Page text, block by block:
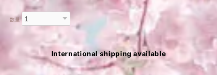
数量
International shipping available